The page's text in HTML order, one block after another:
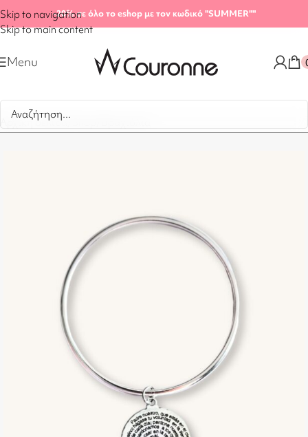
Skip to navigation
Skip to main content
-20%σε όλο το eshop με τον κωδικό "SUMMER""
Menu
Αρχική σελίδα